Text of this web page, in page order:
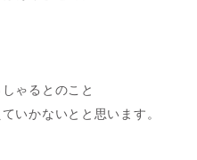
ゃるとのこと
いかないとと思います。